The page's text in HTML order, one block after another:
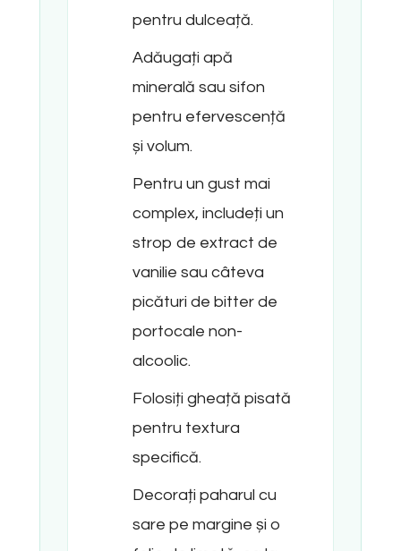
pentru dulceață.
Adăugați apă
minerală sau sifon
pentru efervescență
și volum.
Pentru un gust mai
complex, includeți un
strop de extract de
vanilie sau câteva
picături de bitter de
portocale non-
alcoolic.
Folosiți gheață pisată
pentru textura
specifică.
Decorați paharul cu
sare pe margine și o